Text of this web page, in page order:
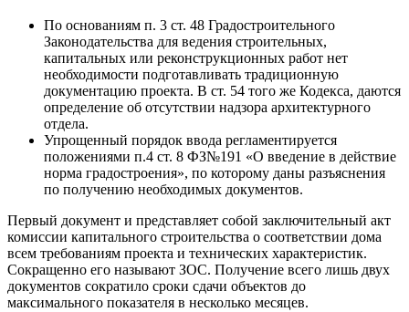
По основаниям п. 3 ст. 48 Градостроительного
Законодательства для ведения строительных,
капитальных или реконструкционных работ нет
необходимости подготавливать традиционную
документацию проекта. В ст. 54 того же Кодекса, даются
определение об отсутствии надзора архитектурного
отдела.
Упрощенный порядок ввода регламентируется
положениями п.4 ст. 8 ФЗ№191 «О введение в действие
норма градостроения», по которому даны разъяснения
по получению необходимых документов.
Первый документ и представляет собой заключительный акт
комиссии капитального строительства о соответствии дома
всем требованиям проекта и технических характеристик.
Сокращенно его называют ЗОС. Получение всего лишь двух
документов сократило сроки сдачи объектов до
максимального показателя в несколько месяцев.